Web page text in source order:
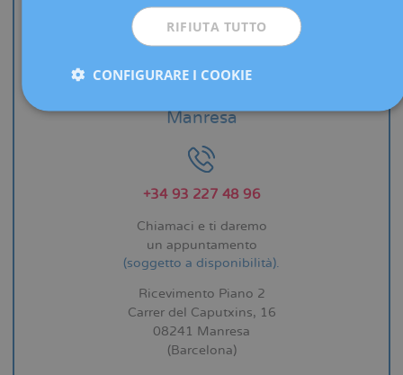
08203 Sabadell
(Barcellona)
Manresa
+34 93 227 48 96
Chiamaci e ti daremo
un appuntamento
(soggetto a disponibilità).
Ricevimento Piano 2
Carrer del Caputxins, 16
08241 Manresa
(Barcelona)
RIFIUTA TUTTO
CONFIGURARE I COOKIE